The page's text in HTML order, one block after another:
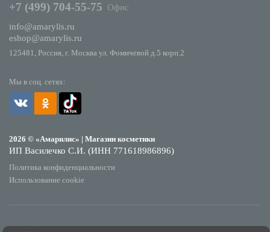
Мы в соц. сетях:
2026 © «Амарилис» | Магазин косметики
ИП Василечко С.И. (ИНН 771618986896)
Политика конфиденциальности
Использование cookie
+7 (499) 704-55-75
Офис
info@amarylis.ru
eshop@amarylis.ru
125481, Россия, г. Москва ул. Фомичевой д.5 корп.2